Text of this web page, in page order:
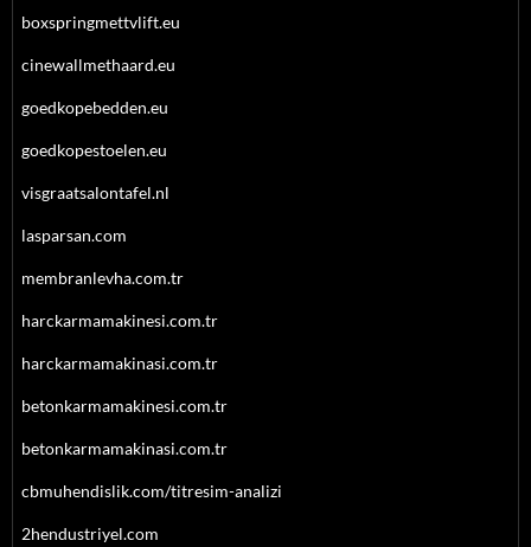
boxspringmettvlift.eu
cinewallmethaard.eu
goedkopebedden.eu
goedkopestoelen.eu
visgraatsalontafel.nl
lasparsan.com
membranlevha.com.tr
harckarmamakinesi.com.tr
harckarmamakinasi.com.tr
betonkarmamakinesi.com.tr
betonkarmamakinasi.com.tr
cbmuhendislik.com/titresim-analizi
2hendustriyel.com